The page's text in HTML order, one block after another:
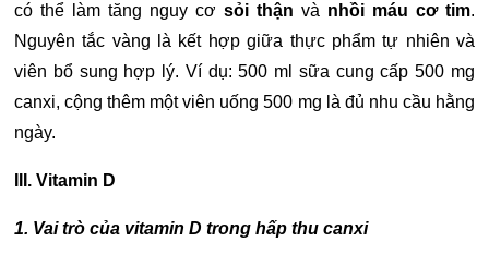
có thể làm tăng nguy cơ sỏi thận và nhồi máu cơ tim.
Nguyên tắc vàng là kết hợp giữa thực phẩm tự nhiên và
viên bổ sung hợp lý. Ví dụ: 500 ml sữa cung cấp 500 mg
canxi, cộng thêm một viên uống 500 mg là đủ nhu cầu hằng
ngày.
III. Vitamin D
1. Vai trò của vitamin D trong hấp thu canxi